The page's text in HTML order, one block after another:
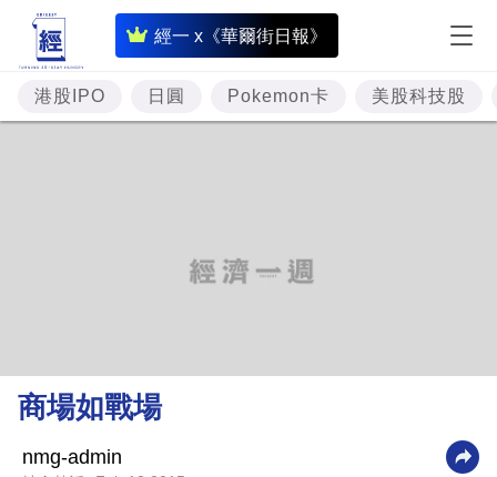
經一 x《華爾街日報》
即
時
財
經
理
財
港股IPO 日圓 Pokemon卡 美股科技股
商場如戰場
nmg-admin